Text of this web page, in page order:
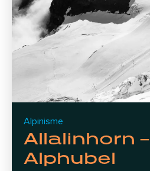
Alpinisme
Allalinhorn –
Alphubel